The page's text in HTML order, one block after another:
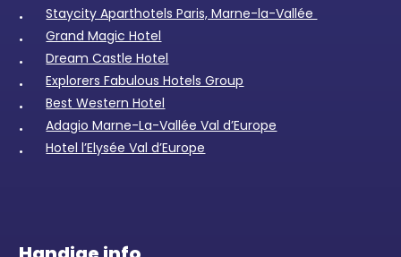
Staycity Aparthotels Paris, Marne-la-Vallée
Grand Magic Hotel
Dream Castle Hotel
Explorers Fabulous Hotels Group
Best Western Hotel
Adagio Marne-La-Vallée Val d’Europe
Hotel l’Elysée Val d’Europe